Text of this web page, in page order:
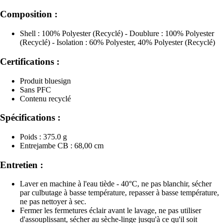
Composition :
Shell : 100% Polyester (Recyclé) - Doublure : 100% Polyester
(Recyclé) - Isolation : 60% Polyester, 40% Polyester (Recyclé)
Certifications :
Produit bluesign
Sans PFC
Contenu recyclé
Spécifications :
Poids : 375.0 g
Entrejambe CB : 68,00 cm
Entretien :
Laver en machine à l'eau tiède - 40°C, ne pas blanchir, sécher
par culbutage à basse température, repasser à basse température,
ne pas nettoyer à sec.
Fermer les fermetures éclair avant le lavage, ne pas utiliser
d'assouplissant, sécher au sèche-linge jusqu'à ce qu'il soit